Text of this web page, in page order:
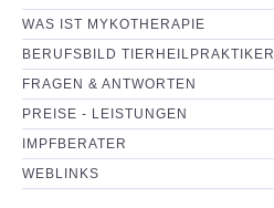
WAS IST MYKOTHERAPIE
BERUFSBILD TIERHEILPRAKTIKER
FRAGEN & ANTWORTEN
PREISE - LEISTUNGEN
IMPFBERATER
WEBLINKS